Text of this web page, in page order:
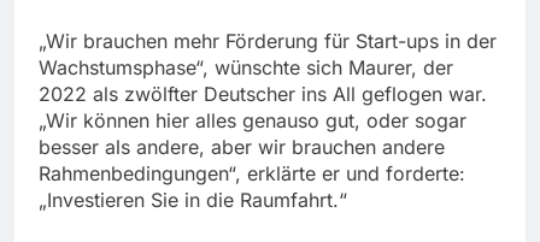
„Wir brauchen mehr Förderung für Start-ups in der
Wachstumsphase“, wünschte sich Maurer, der
2022 als zwölfter Deutscher ins All geflogen war.
„Wir können hier alles genauso gut, oder sogar
besser als andere, aber wir brauchen andere
Rahmenbedingungen“, erklärte er und forderte:
„Investieren Sie in die Raumfahrt.“